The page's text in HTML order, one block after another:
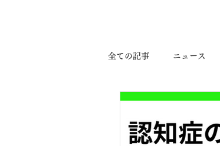
全ての記事 ニュース
全身管理 脳出血